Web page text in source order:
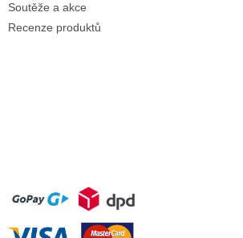
Soutěže a akce
Recenze produktů